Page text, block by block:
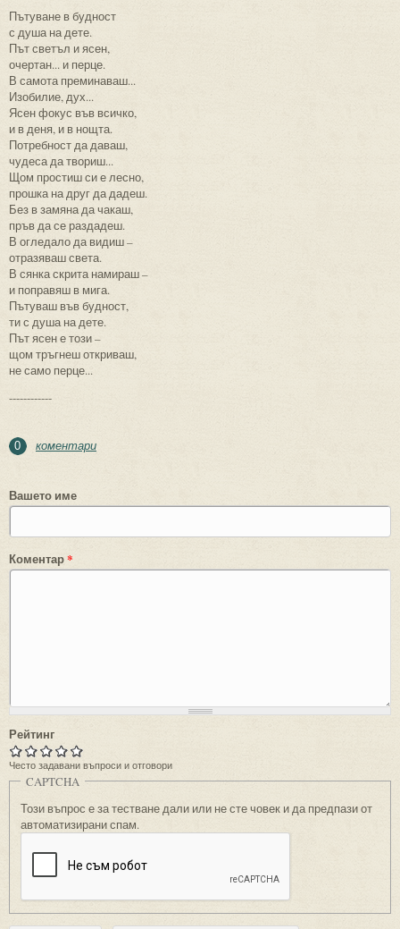
Пътуване в будност
с душа на дете.
Път светъл и ясен,
очертан... и перце.
В самота преминаваш...
Изобилие, дух...
Ясен фокус във всичко,
и в деня, и в нощта.
Потребност да даваш,
чудеса да твориш...
Щом простиш си е лесно,
прошка на друг да дадеш.
Без в замяна да чакаш,
пръв да се раздадеш.
В огледало да видиш –
отразяваш света.
В сянка скрита намираш –
и поправяш в мига.
Пътуваш във будност,
ти с душа на дете.
Път ясен е този –
щом тръгнеш откриваш,
не само перце...
------------
0 коментари
Вашето име
Коментар*
Рейтинг
Често задавани въпроси и отговори
CAPTCHA
Този въпрос е за тестване дали или не сте човек и да предпази от
автоматизирани спам.